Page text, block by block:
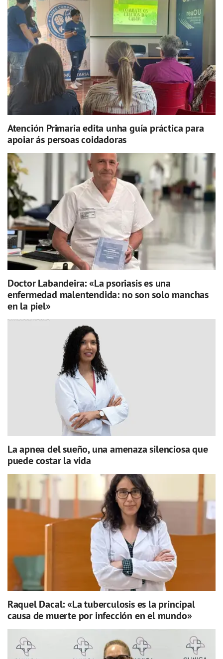
Atención Primaria edita unha guía práctica para
apoiar ás persoas coidadoras
Doctor Labandeira: «La psoriasis es una
enfermedad malentendida: no son solo manchas
en la piel»
La apnea del sueño, una amenaza silenciosa que
puede costar la vida
Raquel Dacal: «La tuberculosis es la principal
causa de muerte por infección en el mundo»